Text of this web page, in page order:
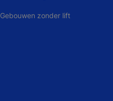
Gebouwen zonder lift